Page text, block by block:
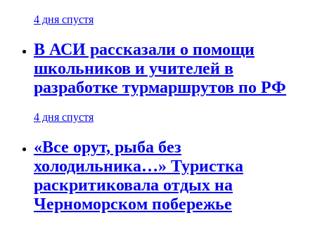
4 дня спустя
В АСИ рассказали о помощи
школьников и учителей в
разработке турмаршрутов по РФ
4 дня спустя
«Все орут, рыба без
холодильника…» Туристка
раскритиковала отдых на
Черноморском побережье